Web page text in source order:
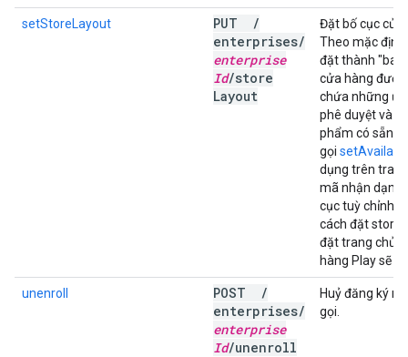
setStoreLayout PUT
/
enterprises/
enterprise
Id/store
Layout
Đặt bố cục cửa
Theo mặc
đặt thành
cửa hàng được
chứa những
phê duyệt và
phẩm có sẵn
gọi
dụng trên
mã nhận dạng
cục tuỳ chỉnh
cách đặt
đặt trang chủ),
hàng Play sẽ
unenroll POST
/
enterprises/
enterprise
Id/unenroll
Huỷ đăng ký
gọi.